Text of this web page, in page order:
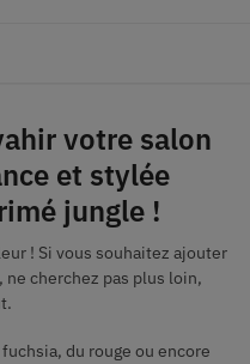
votre salon
et stylée
jungle !
! Si vous souhaitez ajouter
ne cherchez pas plus loin,
du rouge ou encore